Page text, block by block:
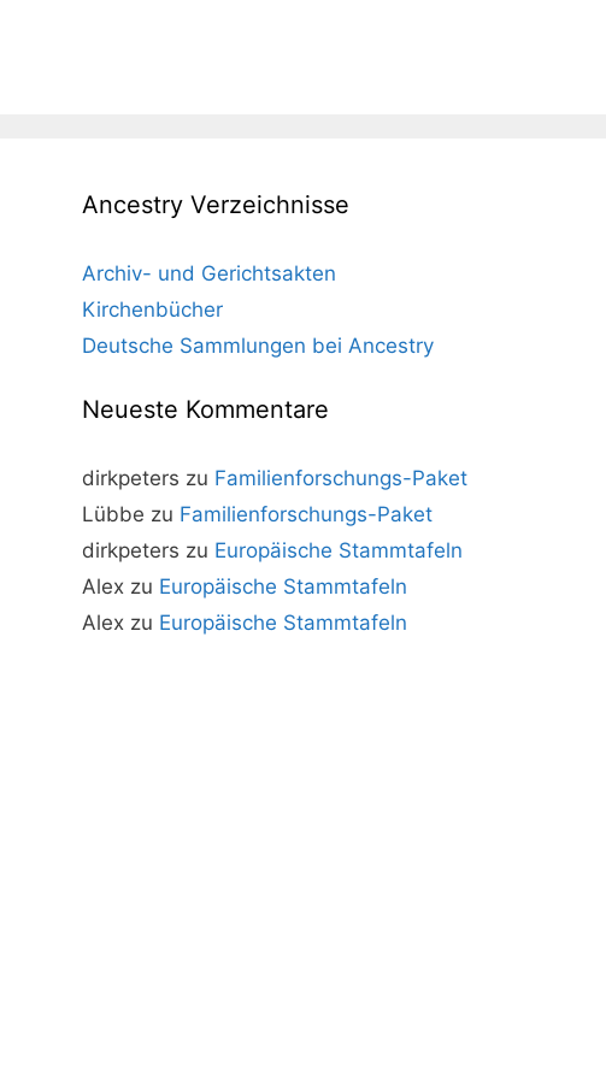
Ancestry Verzeichnisse
Archiv- und Gerichtsakten
Kirchenbücher
Deutsche Sammlungen bei Ancestry
Neueste Kommentare
dirkpeters zu Familienforschungs-Paket
Lübbe zu Familienforschungs-Paket
dirkpeters zu Europäische Stammtafeln
Alex zu Europäische Stammtafeln
Alex zu Europäische Stammtafeln